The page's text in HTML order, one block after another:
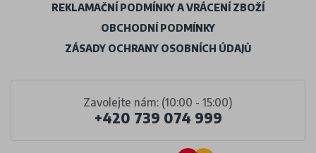
Zavolejte nám: (10:00 - 15:00)
+420 739 074 999
REKLAMAČNÍ PODMÍNKY A VRÁCENÍ ZBOŽÍ
OBCHODNÍ PODMÍNKY
ZÁSADY OCHRANY OSOBNÍCH ÚDAJŮ